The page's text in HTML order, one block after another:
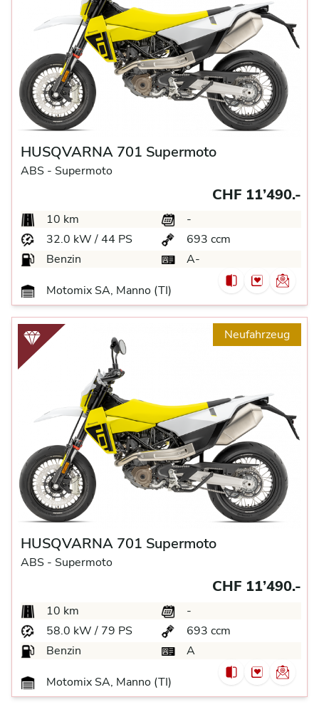
HUSQVARNA 701 Supermoto
ABS - Supermoto
CHF 11’490.-
10 km
-
32.0 kW / 44 PS
693 ccm
Benzin
A-
Motomix SA, Manno (TI)
Neufahrzeug
HUSQVARNA 701 Supermoto
ABS - Supermoto
CHF 11’490.-
10 km
-
58.0 kW / 79 PS
693 ccm
Benzin
A
Motomix SA, Manno (TI)